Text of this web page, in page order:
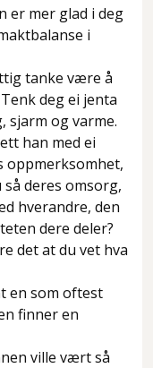
er mer glad i deg
i
tanke være å
deg ei jenta
sjarm og varme.
han med ei
oppmerksomhet,
deres omsorg,
hverandre, den
dere deler?
det at du vet hva
en som oftest
finner en
ville vært så